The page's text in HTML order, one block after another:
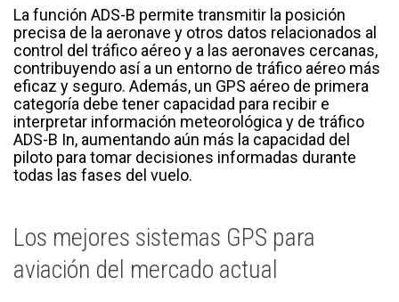
La función ADS-B permite transmitir la posición
precisa de la aeronave y otros datos relacionados al
control del tráfico aéreo y a las aeronaves cercanas,
contribuyendo así a un entorno de tráfico aéreo más
eficaz y seguro. Además, un GPS aéreo de primera
categoría debe tener capacidad para recibir e
interpretar información meteorológica y de tráfico
ADS-B In, aumentando aún más la capacidad del
piloto para tomar decisiones informadas durante
todas las fases del vuelo.
Los mejores sistemas GPS para
aviación del mercado actual